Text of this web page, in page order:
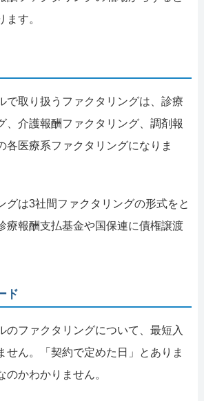
す。
で取り扱うファクタリングは、診療
、介護報酬ファクタリング、調剤報
各医療系ファクタリングになりま
グは3社間ファクタリングの形式をと
療報酬支払基金や国保連に債権譲渡
ド
のファクタリングについて、最短入
せん。「契約で定めた日」とありま
かわかりません。